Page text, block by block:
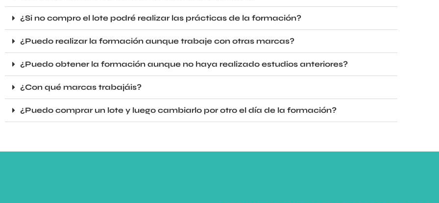
¿Si no compro el lote podré realizar las prácticas de la formación?
¿Puedo realizar la formación aunque trabaje con otras marcas?
¿Puedo obtener la formación aunque no haya realizado estudios anteriores?
¿Con qué marcas trabajáis?
¿Puedo comprar un lote y luego cambiarlo por otro el día de la formación?